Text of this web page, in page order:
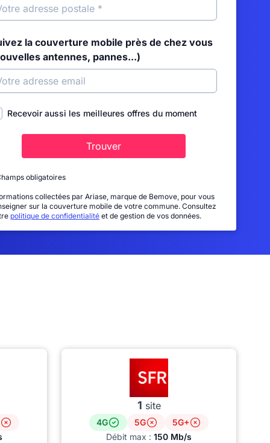
la couverture mobile près de chez vous
antennes, pannes...)
Recevoir aussi les meilleures offres du moment
Trouver
obligatoires
collectées par Ariase, marque de Bemove, pour vous
sur la couverture mobile de votre commune. Consultez
politique de confidentialité et de gestion de vos données.
1 site
4G 5G
5G+
Débit max : 150 Mb/s